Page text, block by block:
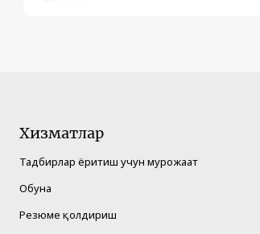
Хизматлар
Тадбирлар ёритиш учун мурожаат
Обуна
Резюме қолдириш